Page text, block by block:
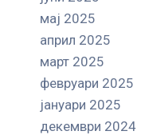
мај 2025
април 2025
март 2025
февруари 2025
јануари 2025
декември 2024